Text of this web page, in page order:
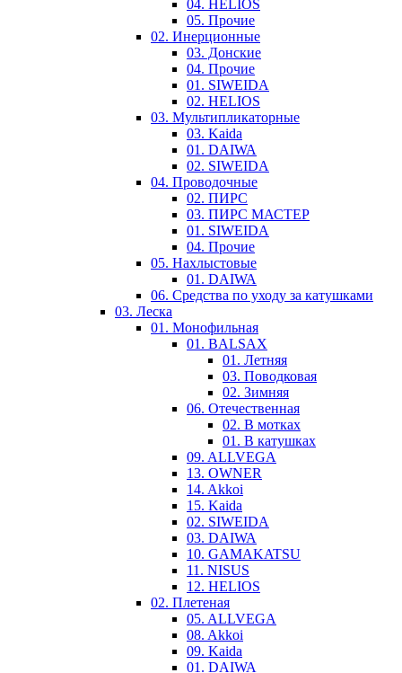
04. HELIOS
05. Прочие
02. Инерционные
03. Донские
04. Прочие
01. SIWEIDA
02. HELIOS
03. Мультипликаторные
03. Kaida
01. DAIWA
02. SIWEIDA
04. Проводочные
02. ПИРС
03. ПИРС МАСТЕР
01. SIWEIDA
04. Прочие
05. Нахлыстовые
01. DAIWA
06. Средства по уходу за катушками
03. Леска
01. Монофильная
01. BALSAX
01. Летняя
03. Поводковая
02. Зимняя
06. Отечественная
02. В мотках
01. В катушках
09. ALLVEGA
13. OWNER
14. Akkoi
15. Kaida
02. SIWEIDA
03. DAIWA
10. GAMAKATSU
11. NISUS
12. HELIOS
02. Плетеная
05. ALLVEGA
08. Akkoi
09. Kaida
01. DAIWA